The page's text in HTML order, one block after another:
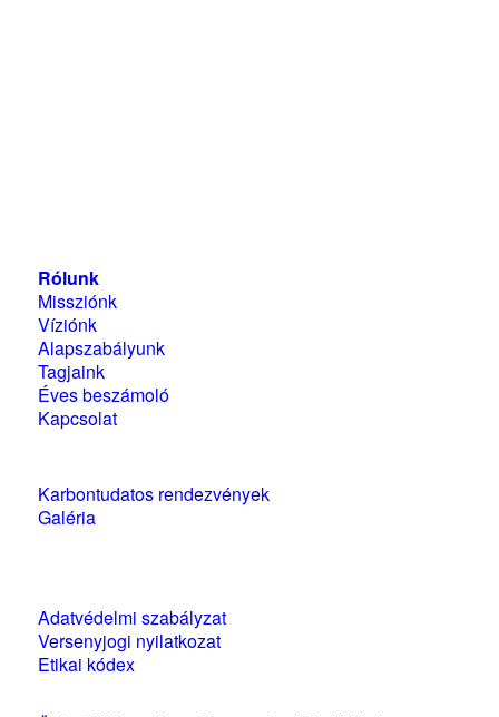
Rólunk
Missziónk
Víziónk
Alapszabályunk
Tagjaink
Éves beszámoló
Kapcsolat
Karbontudatos rendezvények
Galéria
Adatvédelmi szabályzat
Versenyjogi nyilatkozat
Etikai kódex